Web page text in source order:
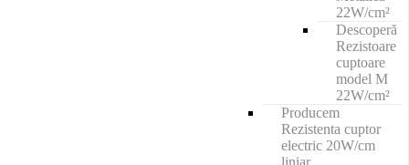
22W/cm²
Descoperă
Rezistoare
cuptoare
model M
22W/cm²
Producem
Rezistenta cuptor
electric 20W/cm
liniar